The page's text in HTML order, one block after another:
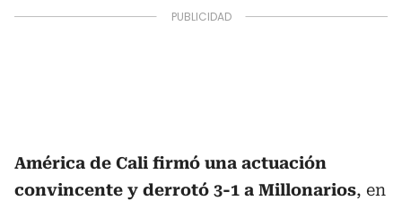
América de Cali firmó una actuación
convincente y derrotó 3-1 a Millonarios, en